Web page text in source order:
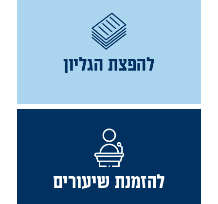
להפצת הגליון
להזמנת שיעורים